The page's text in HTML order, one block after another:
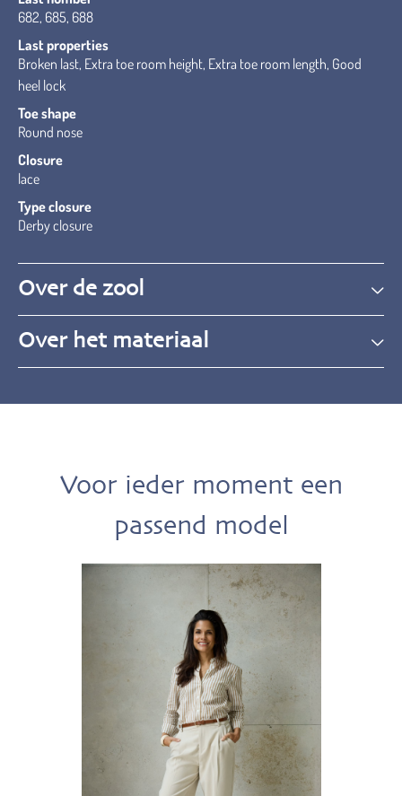
682, 685, 688
Last properties
Broken last, Extra toe room height, Extra toe room length, Good
heel lock
Toe shape
Round nose
Closure
lace
Type closure
Derby closure
Over de zool
Over het materiaal
Voor ieder moment een
passend model